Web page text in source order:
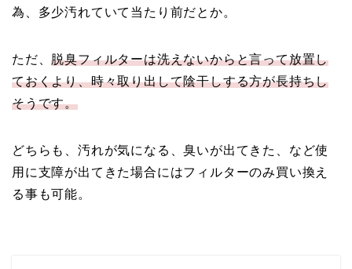
為、多少汚れていて当たり前だとか。
ただ、脱臭フィルターは洗えないからと言って放置し
ておくより、時々取り出して陰干しする方が長持ちし
そうです。
どちらも、汚れが気になる、臭いが出てきた、など使
用に支障が出てきた場合にはフィルターのみ買い換え
る事も可能。